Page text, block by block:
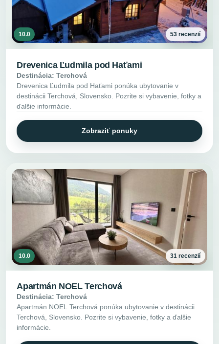
10.0 53 recenzií
Drevenica Ľudmila pod Haťami
Destinácia: Terchová
Drevenica Ľudmila pod Haťami ponúka ubytovanie v
destinácii Terchová, Slovensko. Pozrite si vybavenie, fotky a
ďalšie informácie.
Zobraziť ponuky
10.0 31 recenzií
Apartmán NOEL Terchová
Destinácia: Terchová
Apartmán NOEL Terchová ponúka ubytovanie v destinácii
Terchová, Slovensko. Pozrite si vybavenie, fotky a ďalšie
informácie.